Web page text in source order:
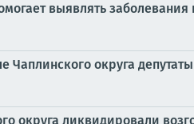
выявлять заболевания
Чаплинского округа
округа ликвидировали